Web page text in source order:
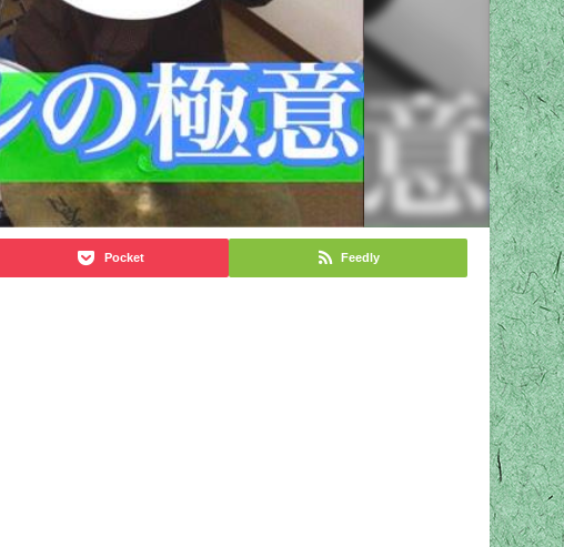
Pocket Feedly